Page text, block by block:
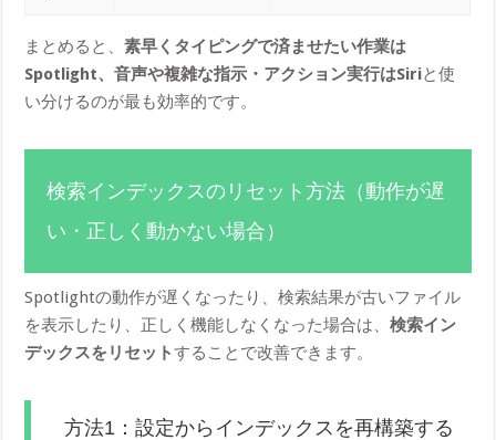
まとめると、素早くタイピングで済ませたい作業は
Spotlight、音声や複雑な指示・アクション実行はSiriと使
い分けるのが最も効率的です。
検索インデックスのリセット方法（動作が遅
い・正しく動かない場合）
Spotlightの動作が遅くなったり、検索結果が古いファイル
を表示したり、正しく機能しなくなった場合は、検索イン
デックスをリセットすることで改善できます。
方法1：設定からインデックスを再構築する